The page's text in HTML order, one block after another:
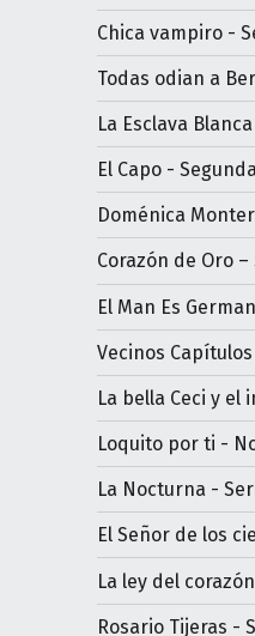
Chica vampiro -
Todas odian a
La Esclava
El Capo -
Doménica
Corazón de Oro
El Man Es
Vecinos
La bella Ceci y el
Loquito por ti -
La Nocturna -
El Señor de los
La ley del
Rosario Tijeras -